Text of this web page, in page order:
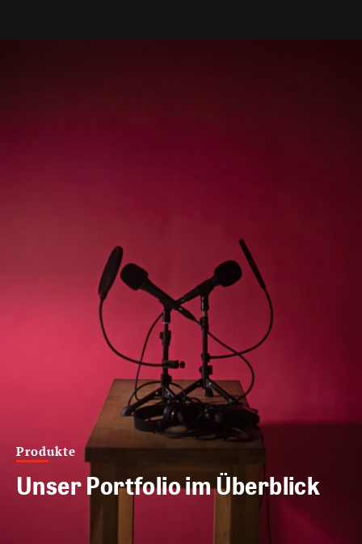
Produkte
Unser Portfolio im Überblick